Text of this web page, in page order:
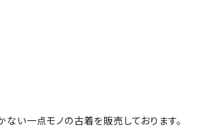
い一点モノの古着を販売しております。